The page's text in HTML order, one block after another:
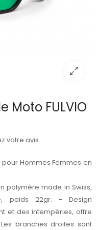
Moto FULVIO
votre avis
pour Hommes Femmes en
polymère made in Swiss,
poids 22gr. - Design
et des intempéries, offre
branches droites sont